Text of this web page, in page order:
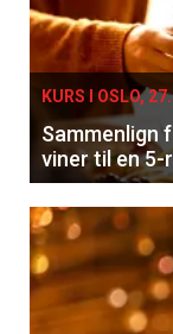
KURS I OSLO,
Sammenlign
viner til en